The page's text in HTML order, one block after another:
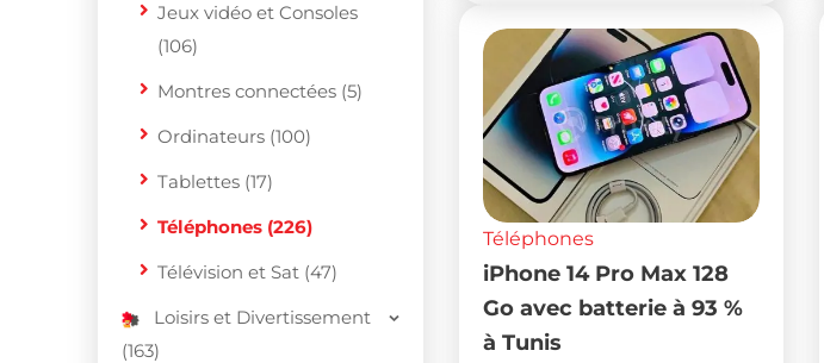
Jeux vidéo et Consoles
(106)
Montres connectées (5)
Ordinateurs (100)
Tablettes (17)
Téléphones (226)
Télévision et Sat (47)
Loisirs et Divertissement
(163)
Téléphones
iPhone 14 Pro Max 128
Go avec batterie à 93 %
à Tunis